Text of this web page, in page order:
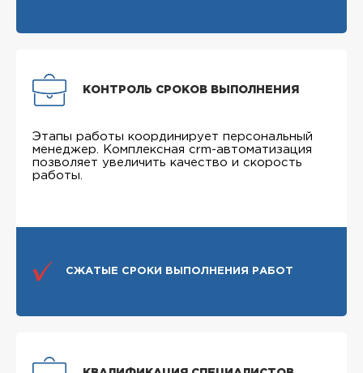
КОНТРОЛЬ СРОКОВ ВЫПОЛНЕНИЯ
Этапы работы координирует персональный
менеджер. Комплексная crm-автоматизация
позволяет увеличить качество и скорость
работы.
СЖАТЫЕ СРОКИ ВЫПОЛНЕНИЯ РАБОТ